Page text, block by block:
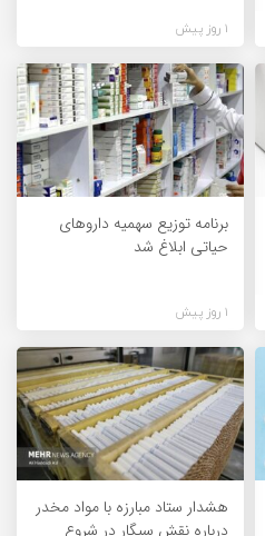
1 روز پیش
برنامه توزیع سهمیه داروهای
حیاتی ابلاغ شد
1 روز پیش
هشدار ستاد مبارزه با مواد مخدر
درباره نقش سیگار در شروع